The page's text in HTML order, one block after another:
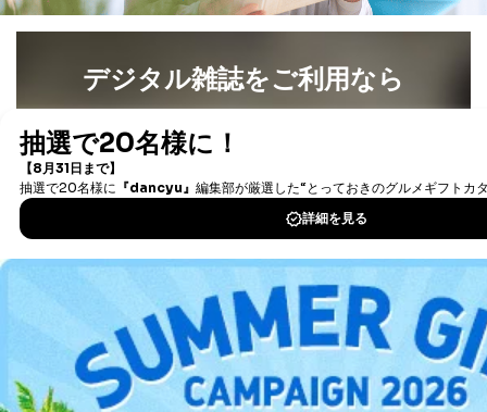
ため
※上記の利用目的のうちNo.1～5については保有個人デ
開示等のご請求に対応させていただきます。
なお、6、7については、パートナー（提携企業）様又は
ます。
３．個人情報の第三者提供について
当社は、取得した個人情報を適切に管理し､あらかじめ
本人の同意を得ることなく第三者に提供することはあり
ません。ただし、次の場合は除きます。
人の生命､身体または財産の保護のために必要がある
場合であって、本人の同意を得ることが困難であると
き。
公衆衛生の向上または児童の健全な育成の推進のため
に特に必要がある場合であって、本人の同意を得るこ
デジタル雑誌をご利用なら
書籍）が無料で読み放題！
DOWNLOAD FOR IOS
DOWNLOAD FOR ANDROID
ご利用方法はこちら